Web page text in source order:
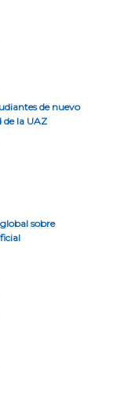
de nuevo
de la UAZ
sobre